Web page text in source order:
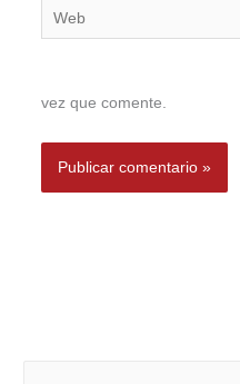
Web
vez que comente.